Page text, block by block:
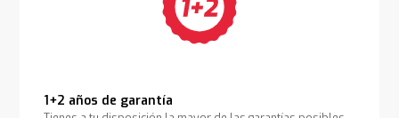
1+2 años de garantía